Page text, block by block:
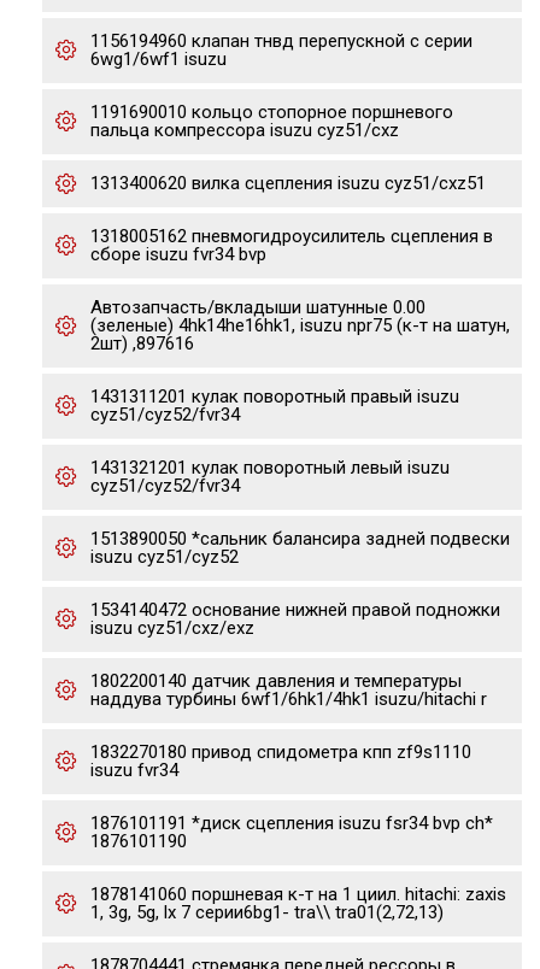
1156194960 клапан тнвд перепускной с серии
6wg1/6wf1 isuzu
1191690010 кольцо стопорное поршневого
пальца компрессора isuzu cyz51/cxz
1313400620 вилка сцепления isuzu cyz51/cxz51
1318005162 пневмогидроусилитель сцепления в
сборе isuzu fvr34 bvp
Автозапчасть/вкладыши шатунные 0.00
(зеленые) 4hk14he16hk1, isuzu npr75 (к-т на шатун,
2шт) ,897616
1431311201 кулак поворотный правый isuzu
cyz51/cyz52/fvr34
1431321201 кулак поворотный левый isuzu
cyz51/cyz52/fvr34
1513890050 *сальник балансира задней подвески
isuzu cyz51/cyz52
1534140472 основание нижней правой подножки
isuzu cyz51/cxz/exz
1802200140 датчик давления и температуры
наддува турбины 6wf1/6hk1/4hk1 isuzu/hitachi r
1832270180 привод спидометра кпп zf9s1110
isuzu fvr34
1876101191 *диск сцепления isuzu fsr34 bvp ch*
1876101190
1878141060 поршневая к-т на 1 циил. hitachi: zaxis
1, 3g, 5g, lx 7 серии6bg1- tra\\ tra01(2,72,13)